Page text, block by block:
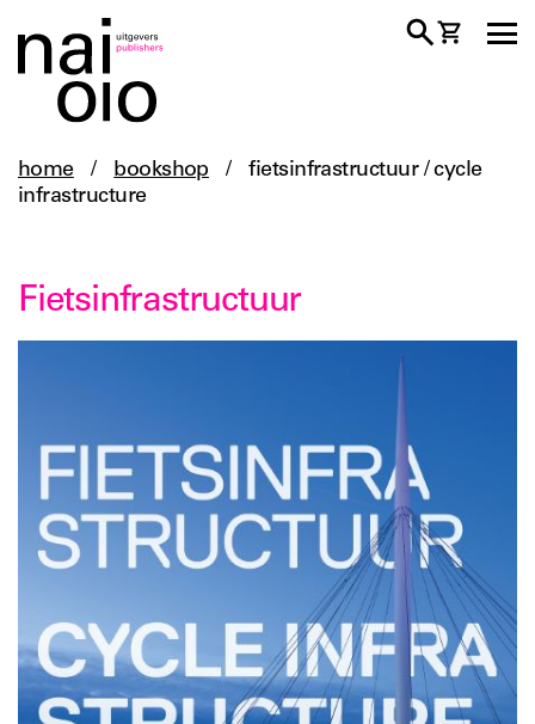
home / bookshop /
fietsinfrastructuur / cycle
infrastructure
Fietsinfrastructuur